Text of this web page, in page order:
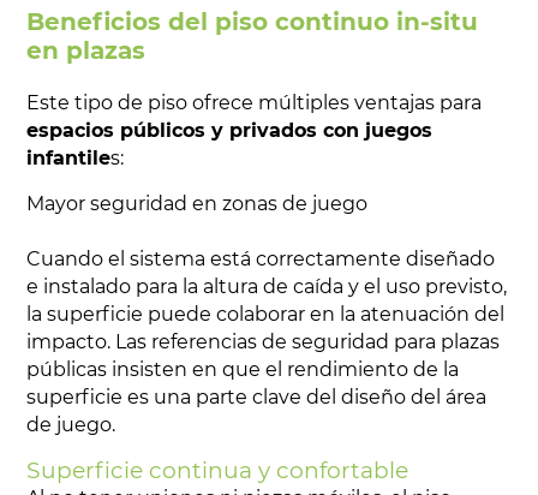
Beneficios del piso continuo in-situ
en plazas
Este tipo de piso ofrece múltiples ventajas para
espacios públicos y privados con juegos
infantiles:
Mayor seguridad en zonas de juego
Cuando el sistema está correctamente diseñado
e instalado para la altura de caída y el uso previsto,
la superficie puede colaborar en la atenuación del
impacto. Las referencias de seguridad para plazas
públicas insisten en que el rendimiento de la
superficie es una parte clave del diseño del área
de juego.
Superficie continua y confortable